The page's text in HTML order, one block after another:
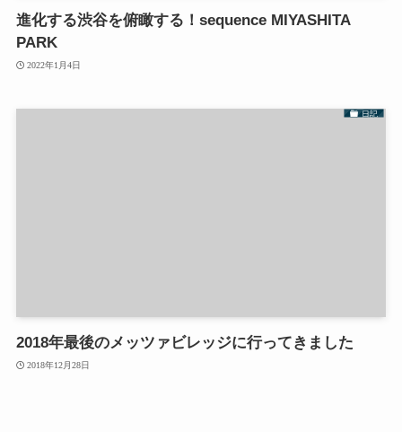
進化する渋谷を俯瞰する！sequence MIYASHITA
PARK
2022年1月4日
日記
2018年最後のメッツァビレッジに行ってきました
2018年12月28日